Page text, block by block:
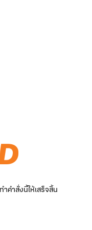
คำสั่งนี้ให้เสร็จสิ้น